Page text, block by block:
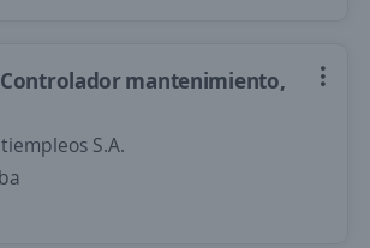
mantenimiento,
S.A.